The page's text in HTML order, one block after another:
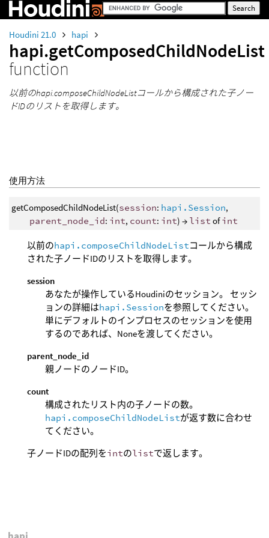
Houdini 21.0 hapi
hapi.getComposedChildNodeList
function
以前のhapi.composeChildNodeListコールから構成された子ノー
ドIDのリストを取得します。
使用方法
getComposedChildNodeList(session: hapi.Session,
parent_node_id: int, count: int) → list ofint
以前のhapi.composeChildNodeListコールから構成
された子ノードIDのリストを取得します。
session
あなたが操作しているHoudiniのセッション。 セッシ
ョンの詳細はhapi.Sessionを参照してください。
単にデフォルトのインプロセスのセッションを使用
するのであれば、Noneを渡してください。
parent_node_id
親ノードのノードID。
count
構成されたリスト内の子ノードの数。
hapi.composeChildNodeListが返す数に合わせ
てください。
子ノードIDの配列をintのlistで返します。